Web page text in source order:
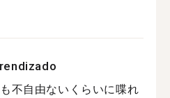
不自由ないくらいに喋れ